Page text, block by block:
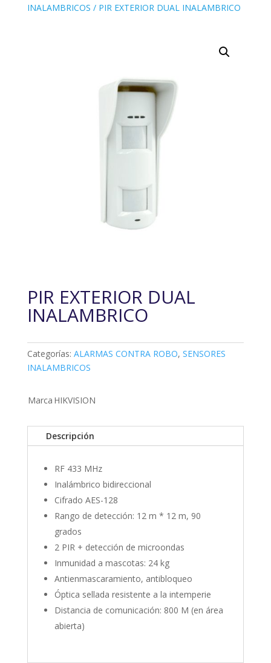
INALAMBRICOS / PIR EXTERIOR DUAL INALAMBRICO
PIR EXTERIOR DUAL
INALAMBRICO
Categorías: ALARMAS CONTRA ROBO, SENSORES
INALAMBRICOS
Marca HIKVISION
Descripción
RF 433 MHz
Inalámbrico bidireccional
Cifrado AES-128
Rango de detección: 12 m * 12 m, 90
grados
2 PIR + detección de microondas
Inmunidad a mascotas: 24 kg
Antienmascaramiento, antibloqueo
Óptica sellada resistente a la intemperie
Distancia de comunicación: 800 M (en área
abierta)